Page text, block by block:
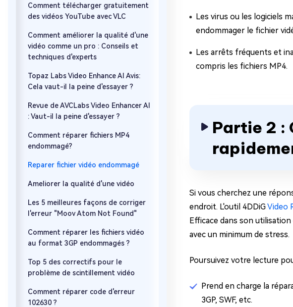
Comment télécharger gratuitement
des vidéos YouTube avec VLC
Comment améliorer la qualité d'une
vidéo comme un pro : Conseils et
techniques d'experts
Topaz Labs Video Enhance AI Avis:
Cela vaut-il la peine d'essayer ?
Revue de AVCLabs Video Enhancer AI
: Vaut-il la peine d'essayer ?
Comment réparer fichiers MP4
endommagé?
Reparer fichier vidéo endommagé
Ameliorer la qualité d'une vidéo
Les 5 meilleures façons de corriger
l'erreur "Moov Atom Not Found"
Comment réparer les fichiers vidéo
au format 3GP endommagés ?
Top 5 des correctifs pour le
problème de scintillement vidéo
Comment réparer code d'erreur
102630 ?
Les virus ou les logiciels
endommager le fichier
Les arrêts fréquents et
compris les fichiers MP4.
Partie 2 :
Si vous cherchez une
endroit. L'outil 4DDiGVideo
Efficace dans son
avec un minimum de stress.
Poursuivez votre lecture
Prend en charge la
3GP, SWF, etc.